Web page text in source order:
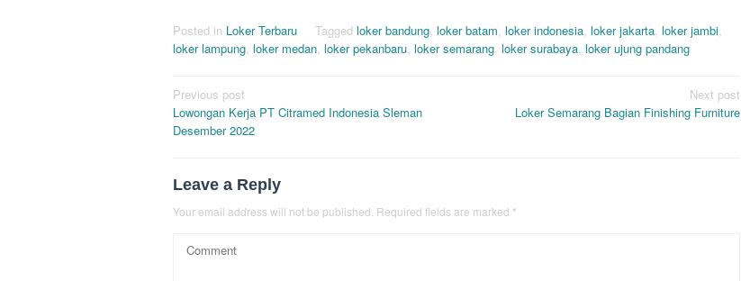
Posted in Loker Terbaru Tagged loker bandung, loker batam, loker indonesia, loker jakarta, loker jambi,
loker lampung, loker medan, loker pekanbaru, loker semarang, loker surabaya, loker ujung pandang
Post
navigation
Previous post
Lowongan Kerja PT Citramed Indonesia Sleman
Desember 2022
Next post
Loker Semarang Bagian Finishing Furniture
Leave a Reply
Your email address will not be published. Required fields are marked *